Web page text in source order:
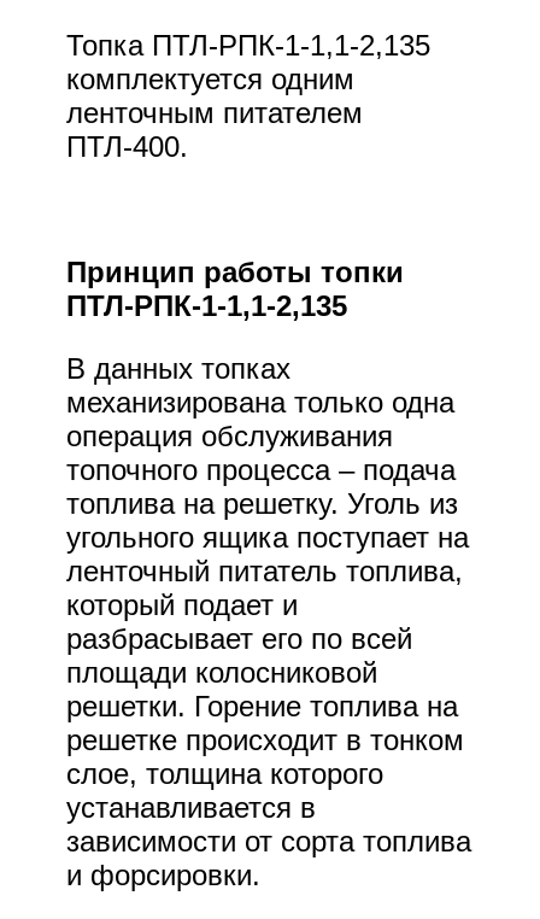
Топка ПТЛ-РПК-1-1,1-2,135
комплектуется одним
ленточным питателем
ПТЛ-400.
Принцип работы топки
ПТЛ-РПК-1-1,1-2,135
В данных топках
механизирована только одна
операция обслуживания
топочного процесса – подача
топлива на решетку. Уголь из
угольного ящика поступает на
ленточный питатель топлива,
который подает и
разбрасывает его по всей
площади колосниковой
решетки. Горение топлива на
решетке происходит в тонком
слое, толщина которого
устанавливается в
зависимости от сорта топлива
и форсировки.